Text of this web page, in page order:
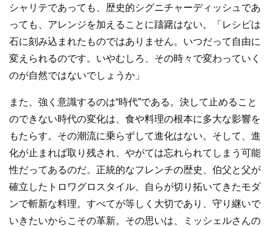
シャリテであっても、歴史的シグニチャーディッシュであ
っても、アレンジを加えることに躊躇はない。「レシピは
石に刻み込まれたものではありません。いつだって自由に
変えられるのです。いやむしろ、その時々で変わっていく
のが自然ではないでしょうか」
また、強く意識するのは“時代”である。決して止めること
のできない時代の変化は、食や料理の根本に多大な影響を
もたらす。その潮流に乗らずして進化はない。そして、進
化が止まれば取り残され、やがては忘れられてしまう可能
性だってあるのだ。正統的なフレンチの歴史、伯父と父が
確立したトロワグロスタイル、自らが切り拓いてきたモダ
ンで斬新な料理。すべてが等しく大切であり、守り継いで
いきたいからこその革新。その思いは、ミッシェルさんの